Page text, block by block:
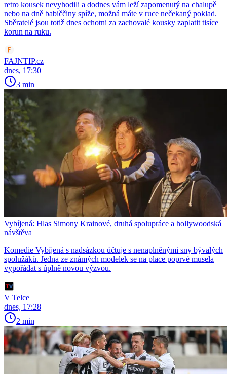
retro kousek nevyhodili a dodnes vám leží zapomenutý na chalupě
nebo na dně babiččiny spíže, možná máte v ruce nečekaný poklad.
Sběratelé jsou totiž dnes ochotni za zachovalé kousky zaplatit tisíce
korun na ruku.
FAJNTIP.cz
dnes, 17:30
3 min
Vybíjená: Hlas Simony Krainové, druhá spolupráce a hollywoodská
návštěva
Komedie Vybíjená s nadsázkou účtuje s nenaplněnými sny bývalých
spolužáků. Jedna ze známých modelek se na place poprvé musela
vypořádat s úplně novou výzvou.
V Telce
dnes, 17:28
2 min